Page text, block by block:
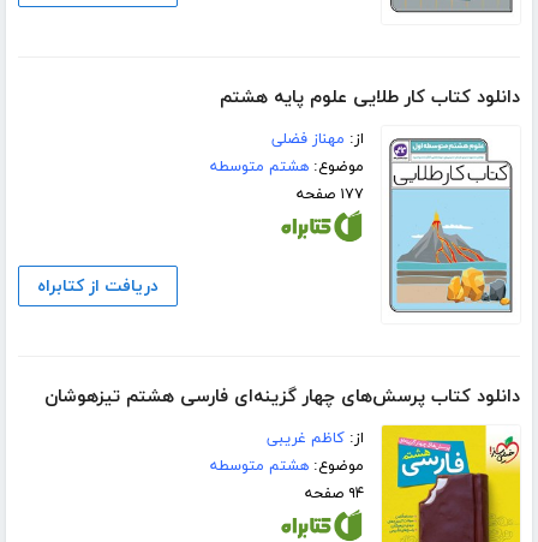
دانلود کتاب کار طلایی علوم پایه هشتم
از: مهناز فضلی
موضوع:هشتم متوسطه
۱۷۷ صفحه
دریافت از کتابراه
دانلود کتاب پرسش‌های چهار گزینه‌ای فارسی هشتم تیزهوشان
از:کاظم غریبی
موضوع:هشتم متوسطه
۹۴ صفحه